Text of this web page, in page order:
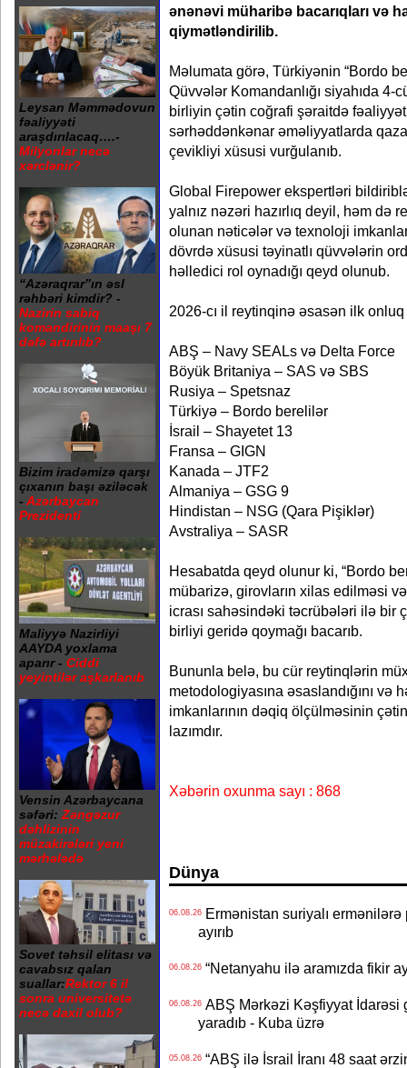
Leysan Məmmədovun
fəaliyyəti
araşdırılacaq….-
Milyonlar necə
xərclənir?
“Azəraqrar”ın əsl
rəhbəri kimdir? -
Nazirin sabiq
komandirinin maaşı 7
dəfə artırılıb?
Bizim iradəmizə qarşı
çıxanın başı əziləcək
- Azərbaycan
Prezidenti
Maliyyə Nazirliyi
AAYDA yoxlama
aparır - Ciddi
yeyintilər aşkarlanıb
Vensin Azərbaycana
səfəri: Zəngəzur
dəhlizinin
müzakirələri yeni
mərhələdə
Sovet təhsil elitası və
cavabsız qalan
suallar:Rektor 6 il
sonra universitetə
necə daxil olub?
ənənəvi müharibə bacarıqları və
qiymətləndirilib.
Məlumata görə, Türkiyənin “Bordo
Qüvvələr Komandanlığı siyahıda 4-
birliyin çətin coğrafi şəraitdə fəaliyyət
sərhəddənkənar əməliyyatlarda
çevikliyi xüsusi vurğulanıb.
Global Firepower ekspertləri
yalnız nəzəri hazırlıq deyil, həm də
olunan nəticələr və texnoloji
dövrdə xüsusi təyinatlı qüvvələrin
həlledici rol oynadığı qeyd olunub.
2026-cı il reytinqinə əsasən ilk onluq
ABŞ – Navy SEALs və Delta Force
Böyük Britaniya – SAS və SBS
Rusiya – Spetsnaz
Türkiyə – Bordo berelilər
İsrail – Shayetet 13
Fransa – GIGN
Kanada – JTF2
Almaniya – GSG 9
Hindistan – NSG (Qara Pişiklər)
Avstraliya – SASR
Hesabatda qeyd olunur ki, “Bordo
mübarizə, girovların xilas edilməsi
icrası sahəsindəki təcrübələri ilə bir
birliyi geridə qoymağı bacarıb.
Bununla belə, bu cür reytinqlərin
metodologiyasına əsaslandığını və
imkanlarının dəqiq ölçülməsinin
lazımdır.
Xəbərin oxunma sayı : 868
Dünya
06.08.26Ermənistan suriyalı ermənilərə
ayırıb
06.08.26“Netanyahu ilə aramızda fikir
06.08.26ABŞ Mərkəzi Kəşfiyyat İdarəsi
yaradıb - Kuba üzrə
05.08.26“ABŞ ilə İsrail İranı 48 saat